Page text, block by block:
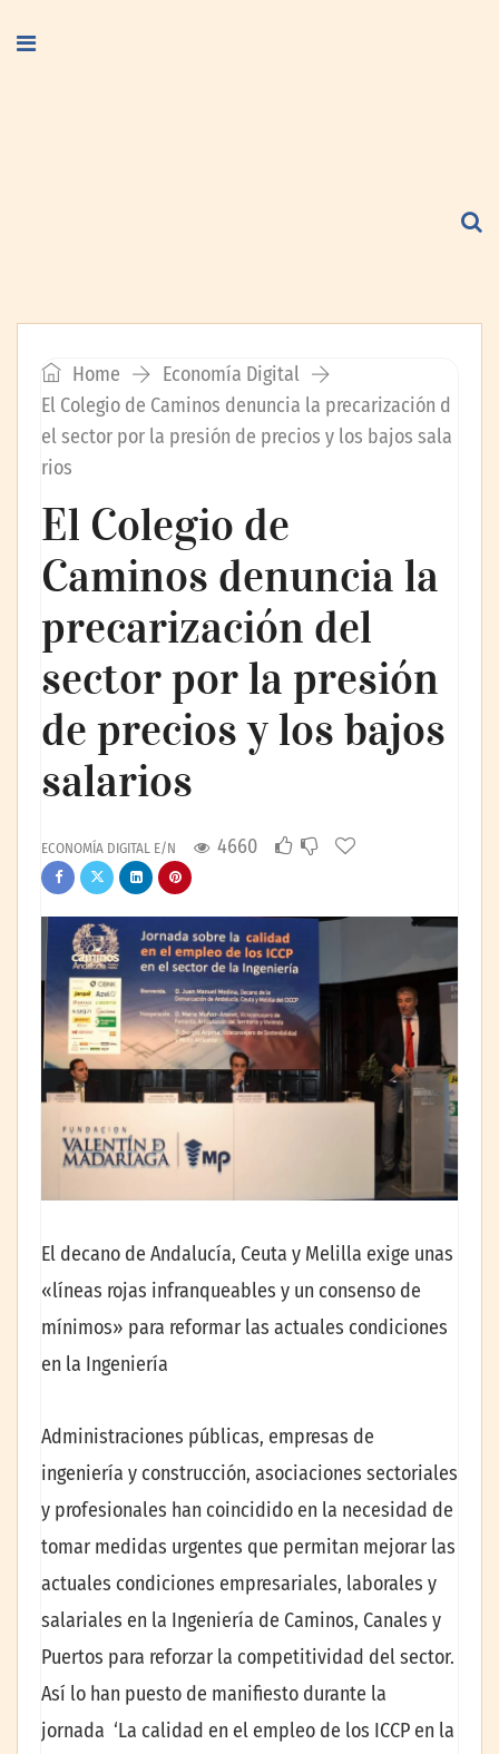
Home
Economía Digital
El Colegio de Caminos denuncia la precarización d
el sector por la presión de precios y los bajos sala
rios
El Colegio de
Caminos denuncia la
precarización del
sector por la presión
de precios y los bajos
salarios
ECONOMÍA DIGITAL E/N 4660
El decano de Andalucía, Ceuta y Melilla exige unas
«líneas rojas infranqueables y un consenso de
mínimos» para reformar las actuales condiciones
en la Ingeniería
Administraciones públicas, empresas de
ingeniería y construcción, asociaciones sectoriales
y profesionales han coincidido en la necesidad de
tomar medidas urgentes que permitan mejorar las
actuales condiciones empresariales, laborales y
salariales en la Ingeniería de Caminos, Canales y
Puertos para reforzar la competitividad del sector.
Así lo han puesto de manifiesto durante la
jornada ‘La calidad en el empleo de los ICCP en la